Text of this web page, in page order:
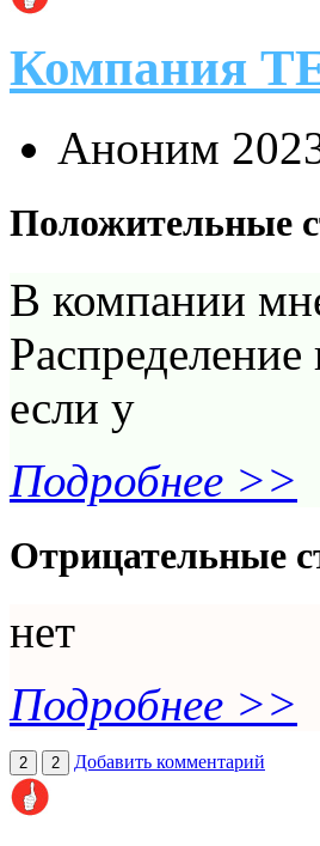
Компания
Аноним
Положительные
В компании
если у
Подробнее >>
Отрицательные
нет
Подробнее >>
2 2 Добавить комментарий